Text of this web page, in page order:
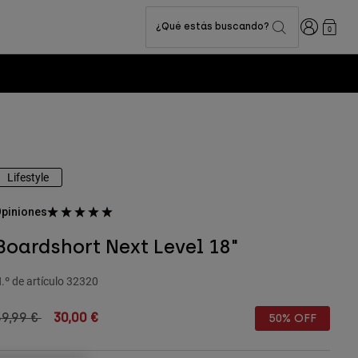
¿Qué estás buscando? Iniciar0
Lifestyle
Next Level 18"
de artículo 32320
reduced from
€to30,00 € 50% OFF